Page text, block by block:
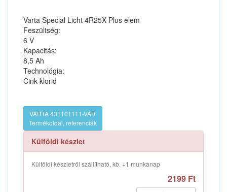
Varta Special Licht 4R25X Plus elem
Feszültség:
6 V
Kapacitás:
8,5 Ah
Technológia:
Cink-klorid
VARTA 431101111-VAR
Termékoldal, referenciák
Külföldi készlet
Külföldi készletről szállítható, kb. +1 munkanap
2199 Ft